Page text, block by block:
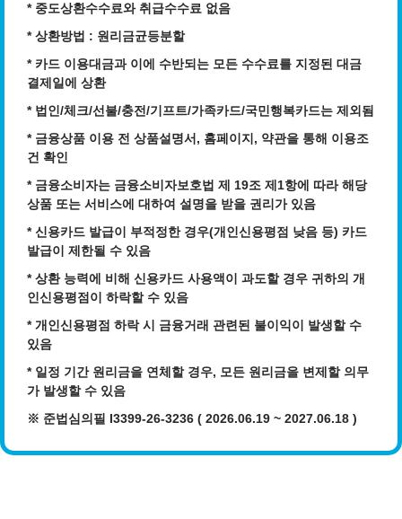
* 중도상환수수료와 취급수수료 없음
* 상환방법 : 원리금균등분할
* 카드 이용대금과 이에 수반되는 모든 수수료를 지정된 대금
결제일에 상환
* 법인/체크/선불/충전/기프트/가족카드/국민행복카드는 제외됨
* 금융상품 이용 전 상품설명서, 홈페이지, 약관을 통해 이용조
건 확인
* 금융소비자는 금융소비자보호법 제 19조 제1항에 따라 해당
상품 또는 서비스에 대하여 설명을 받을 권리가 있음
* 신용카드 발급이 부적정한 경우(개인신용평점 낮음 등) 카드
발급이 제한될 수 있음
*상환 능력에 비해 신용카드 사용액이 과도할 경우 귀하의 개
인신용평점이 하락할 수 있음
*개인신용평점 하락 시 금융거래 관련된 불이익이 발생할 수
있음
* 일정 기간 원리금을 연체할 경우, 모든 원리금을 변제할 의무
가 발생할 수 있음
※ 준법심의필 I3399-26-3236 ( 2026.06.19 ~ 2027.06.18 )